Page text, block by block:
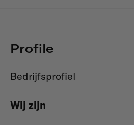
Profile
Bedrijfsprofiel
Wij zijn